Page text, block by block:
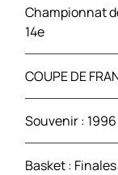
Championnat
14e
COUPE DE
Souvenir : 1996
Basket :